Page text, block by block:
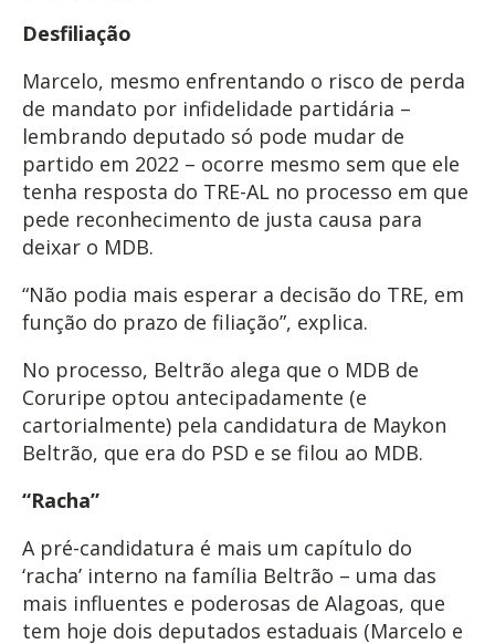
Desfiliação
Marcelo, mesmo enfrentando o risco de perda
de mandato por infidelidade partidária –
lembrando deputado só pode mudar de
partido em 2022 – ocorre mesmo sem que ele
tenha resposta do TRE-AL no processo em que
pede reconhecimento de justa causa para
deixar o MDB.
“Não podia mais esperar a decisão do TRE, em
função do prazo de filiação”, explica.
No processo, Beltrão alega que o MDB de
Coruripe optou antecipadamente (e
cartorialmente) pela candidatura de Maykon
Beltrão, que era do PSD e se filou ao MDB.
“Racha”
A pré-candidatura é mais um capítulo do
‘racha’ interno na família Beltrão – uma das
mais influentes e poderosas de Alagoas, que
tem hoje dois deputados estaduais (Marcelo e